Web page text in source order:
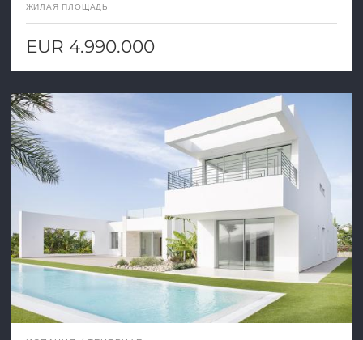
ЖИЛАЯ ПЛОЩАДЬ
EUR 4.990.000